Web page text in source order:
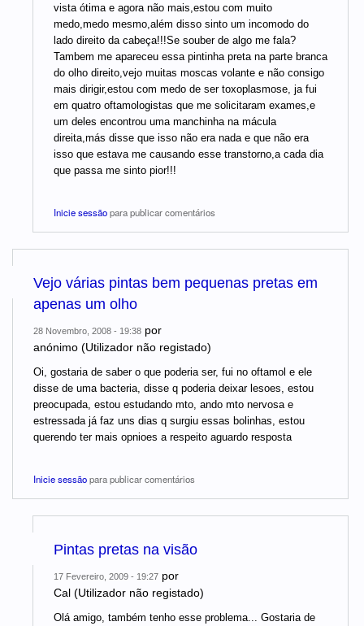
vista ótima e agora não mais,estou com muito
medo,medo mesmo,além disso sinto um incomodo do
lado direito da cabeça!!!Se souber de algo me fala?
Tambem me apareceu essa pintinha preta na parte branca
do olho direito,vejo muitas moscas volante e não consigo
mais dirigir,estou com medo de ser toxoplasmose, ja fui
em quatro oftamologistas que me solicitaram exames,e
um deles encontrou uma manchinha na mácula
direita,más disse que isso não era nada e que não era
isso que estava me causando esse transtorno,a cada dia
que passa me sinto pior!!!
Inicie sessãopara publicar comentários
Vejo várias pintas bem pequenas pretas em
apenas um olho
28 Novembro, 2008 - 19:38 por
anónimo (Utilizador não registado)
Oi, gostaria de saber o que poderia ser, fui no oftamol e ele
disse de uma bacteria, disse q poderia deixar lesoes, estou
preocupada, estou estudando mto, ando mto nervosa e
estressada já faz uns dias q surgiu essas bolinhas, estou
querendo ter mais opnioes a respeito aguardo resposta
Inicie sessãopara publicar comentários
Pintas pretas na visão
17 Fevereiro, 2009 - 19:27 por
Cal (Utilizador não registado)
Olá amigo, também tenho esse problema... Gostaria de